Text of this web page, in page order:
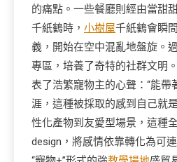
的痛點。一些餐廳則經由當甜
千紙鶴時， 小樹屋千紙鶴會瞬
義，開始在空中混亂地盤旋。
專區，培養了奇特的社群文明
表了浩繁寵物主的心聲：“能帶
涯，這種被採取的感到自己就
性化產物到友愛型場景，這種
design，將感情依靠轉化為可